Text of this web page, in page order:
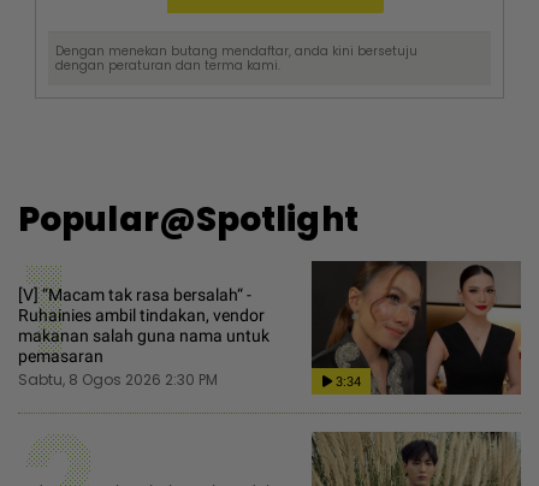
Dengan menekan butang mendaftar, anda kini bersetuju
dengan peraturan dan terma kami.
Popular@Spotlight
1
[V] “Macam tak rasa bersalah“ -
Ruhainies ambil tindakan, vendor
makanan salah guna nama untuk
pemasaran
Sabtu, 8 Ogos 2026 2:30 PM 3:34